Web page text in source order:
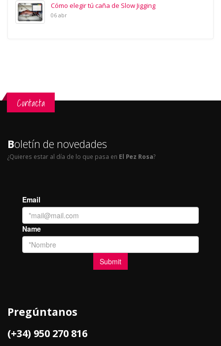
Cómo elegir tú caña de Slow Jigging
06 abr
Contacta
Boletín de novedades
¿Quieres estar al día de lo que pasa en El Pez Rosa?
Pregúntanos
(+34) 950 270 816